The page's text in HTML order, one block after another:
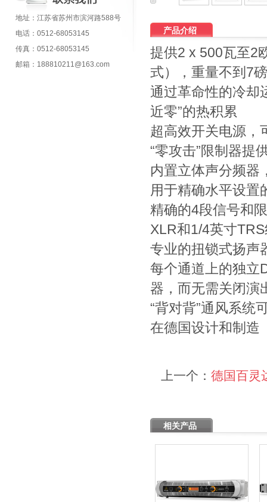
地址：江苏省苏州市滨河路588号
电话：0512-68053145
传真：0512-68053145
邮箱：188810211@163.com
产品介绍
提供2 x 500瓦至2
式），重量不到7
通过革命性的冷却
近零”的热积累
超高效开关电源，
“零攻击”限制器提
内置立体声分频器
用于精确水平设置
精确的4段信号和
XLR和1/4英寸
专业的扭锁式扬声
每个通道上的独立
器，而无需关闭演
“背对背”通风系统
在德国设计和制造
上一个：德国百灵
相关产品